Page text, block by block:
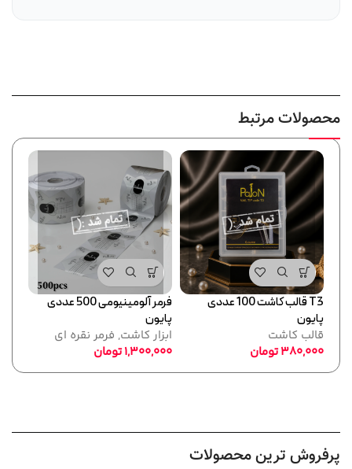
محصولات مرتبط
T3 قالب کاشت 100 عددی
پایون
قالب کاشت
380,000تومان
فرمر آلومینیومی 500 عددی
پایون
ابزار کاشت, فرمر نقره ای
1,300,000تومان
پرفروش ترین محصولات